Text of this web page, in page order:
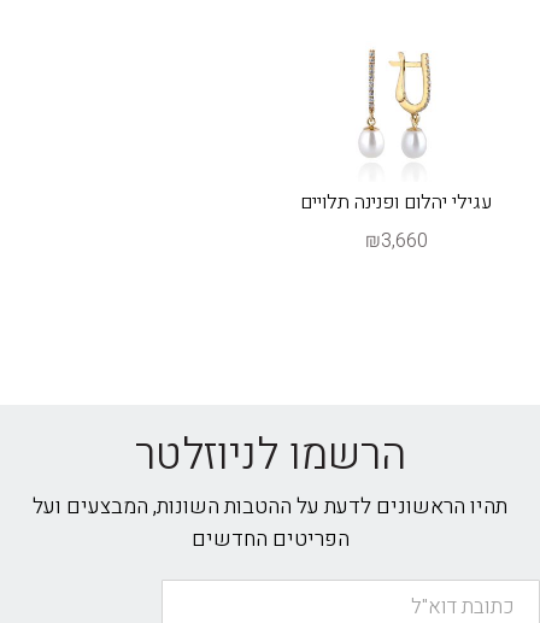
עגילי יהלום ופנינה תלויים
₪3,660
הרשמו לניוזלטר
תהיו הראשונים לדעת על ההטבות השונות, המבצעים ועל
הפריטים החדשים